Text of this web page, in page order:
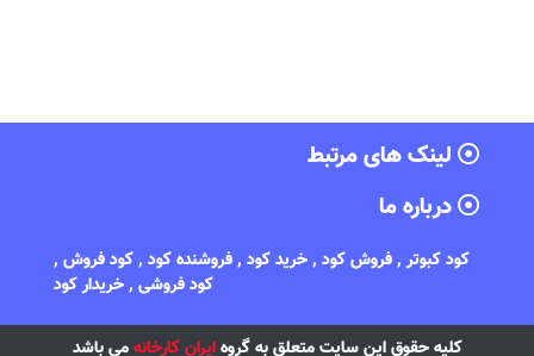
لینک های مرتبط
درباره ما
کود کبوتر , فروش کود , خرید کود , فروشنده کود , کود فروش ,
کود فروشی , خریدار کود
کلیه حقوق این سایت متعلق به گروهایران کارخانهمی باشد